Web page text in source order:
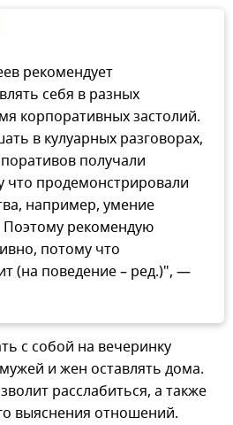
рекомендует
себя в разных
корпоративных застолий.
в кулуарных разговорах,
получали
продемонстрировали
например, умение
рекомендую
потому что
(на поведение – ред.)", —
с собой на вечеринку
и жен оставлять дома.
расслабиться, а также
выяснения отношений.